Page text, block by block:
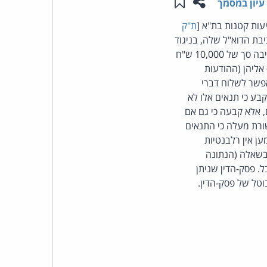
עיון במסמך
קטנות בת"א [ת"ק
הדוא"ל שלה, בניגוד
להוראות סעיף 30א לחוק התקשורת (בזק ושידורים), התשמ"ב-1982. המבקשת חויבה לשלם למשיבה סך של 10,000 ש"ח
כל פרסום המתייחס אליהן (ההודעות
30א(ג) לחוק התקשורת מאפשר לשלוח דברי
כי תנאים אלו לא
אלא קבעה כי גם אם
מעלה כי התנאים
אין רלבנטיות
30א, מבלי להכריע תחילה בשאלה (הנתונה
פסק-הדין שניתן
של פסק-הדין.